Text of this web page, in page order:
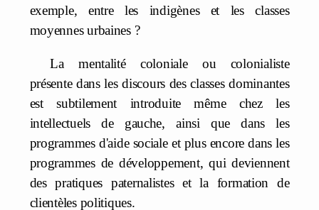
exemple, entre les indigènes et les classes
moyennes urbaines ?
La mentalité coloniale ou colonialiste
présente dans les discours des classes dominantes
est subtilement introduite même chez les
intellectuels de gauche, ainsi que dans les
programmes d'aide sociale et plus encore dans les
programmes de développement, qui deviennent
des pratiques paternalistes et la formation de
clientèles politiques.